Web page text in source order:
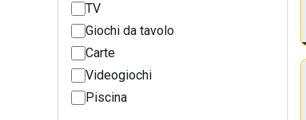
TV
Giochi da tavolo
Carte
Videogiochi
Piscina